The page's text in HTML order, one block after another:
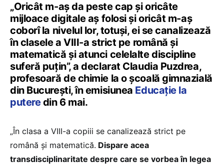
„Oricât m-aș da peste cap și oricâte
mijloace digitale aș folosi și oricât m-aș
coborî la nivelul lor, totuși, ei se canalizează
în clasele a VIII-a strict pe română și
matematică și atunci celelalte discipline
suferă puțin”, a declarat Claudia Puzdrea,
profesoară de chimie la o școală gimnazială
din București, în emisiunea Educație la
puteredin 6 mai.
„În clasa a VIII-a copiii se canalizează strict pe
română și matematică. Dispare acea
transdisciplinaritate despre care se vorbea în legea